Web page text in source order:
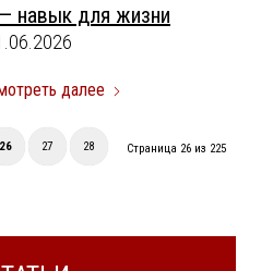
навык для жизни
далее
Страница 26 из 225
26 27 28